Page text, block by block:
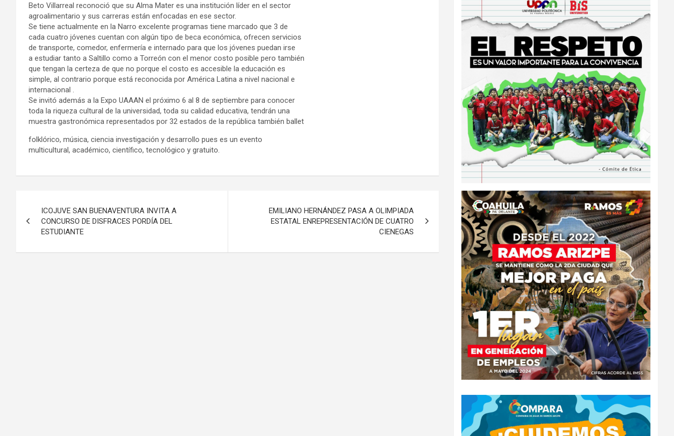
Beto Villarreal reconoció que su Alma Mater es una institución líder en el sector
agroalimentario y sus carreras están enfocadas en ese sector.
Se tiene actualmente en la Narro excelente programas tiene marcado que 3 de
cada cuatro jóvenes cuentan con algún tipo de beca económica, ofrecen servicios
de transporte, comedor, enfermería e internado para que los jóvenes puedan irse
a estudiar tanto a Saltillo como a Torreón con el menor costo posible pero también
que tengan la certeza de que no porque el costo es accesible la educación es
simple, al contrario porque está reconocida por América Latina a nivel nacional e
internacional .
Se invitó además a la Expo UAAAN el próximo 6 al 8 de septiembre para conocer
toda la riqueza cultural de la universidad, toda su calidad educativa, tendrán una
muestra gastronómica representados por 32 estados de la república también ballet
folklórico, música, ciencia investigación y desarrollo pues es un evento
multicultural, académico, científico, tecnológico y gratuito.
de
ICOJUVE SAN BUENAVENTURA INVITA A
CONCURSO DE DISFRACES PORDÍA DEL
ESTUDIANTE
EMILIANO HERNÁNDEZ PASA A OLIMPIADA
ESTATAL ENREPRESENTACIÓN DE CUATRO
CIENEGAS